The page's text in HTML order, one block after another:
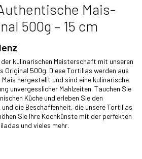
Mais-
500g – 15 cm
der kulinarischen Meisterschaft mit unseren
Original 500g. Diese Tortillas werden aus
hergestellt und sind eine kulinarische
unvergesslicher Mahlzeiten. Tauchen Sie
Küche und erleben Sie den
die Beschaffenheit, die unsere Tortillas
Sie Ihre Kochkünste mit der perfekten
und vieles mehr.